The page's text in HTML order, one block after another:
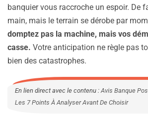
banquier vous raccroche un espoir. De
main, mais le terrain se dérobe par
domptez pas la machine, mais vos
casse. Votre anticipation ne règle pas
bien des catastrophes.
En lien direct avec le contenu : Avis Banque
Les 7 Points À Analyser Avant De Choisir